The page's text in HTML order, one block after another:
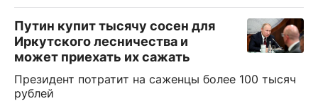
Путин купит тысячу сосен для
Иркутского лесничества и
может приехать их сажать
Президент потратит на саженцы более 100 тысяч
рублей